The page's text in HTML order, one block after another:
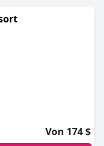
Von 174 $